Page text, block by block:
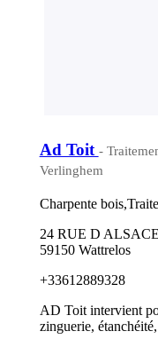
Ad Toit -
Verlinghem
Charpente
24 RUE D ALSACE
59150 Wattrelos
+33612889328
AD Toit intervient
zinguerie,